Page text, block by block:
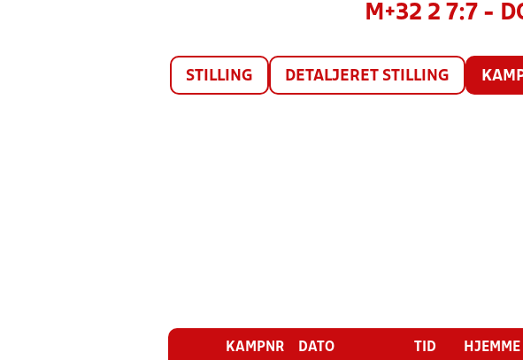
M+32 2 7:7 -
STILLING DETALJERET STILLING
KAMPNR DATO TID HJEMME